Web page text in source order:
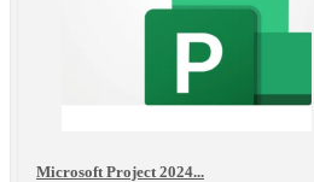
Microsoft Project 2024...